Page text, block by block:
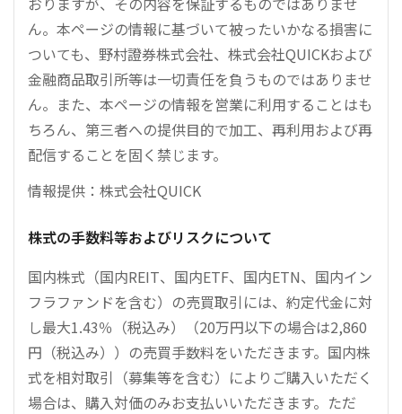
ん。本ページの情報に基づいて被ったいかなる損害に
ついても、野村證券株式会社、株式会社QUICKおよび
金融商品取引所等は一切責任を負うものではありませ
ん。また、本ページの情報を営業に利用することはも
ちろん、第三者への提供目的で加工、再利用および再
配信することを固く禁じます。
情報提供：株式会社QUICK
株式の手数料等およびリスクについて
国内株式（国内REIT、国内ETF、国内ETN、国内イン
フラファンドを含む）の売買取引には、約定代金に対
し最大1.43％（税込み）（20万円以下の場合は2,860
円（税込み））の売買手数料をいただきます。国内株
式を相対取引（募集等を含む）によりご購入いただく
場合は、購入対価のみお支払いいただきます。ただ